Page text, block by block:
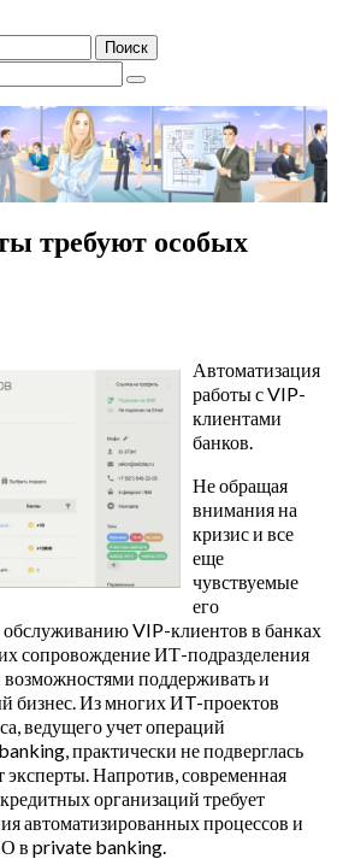
требуют особых
Автоматизация
работы с VIP-
клиентами
банков.
Не обращая
внимания на
кризис и все
еще
чувствуемые
его
обслуживанию VIP-клиентов в банках
сопровождение ИТ-подразделения
поддерживать и
бизнес. Из многих ИT-проектов
ведущего учет операций
практически не подверглась
Напротив, современная
организаций требует
автоматизированных процессов и
в private banking.